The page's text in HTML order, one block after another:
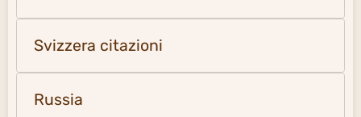
Svizzera citazioni
Russia